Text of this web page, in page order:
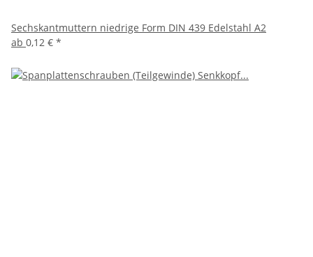
Sechskantmuttern niedrige Form DIN 439 Edelstahl A2
ab 0,12 € *